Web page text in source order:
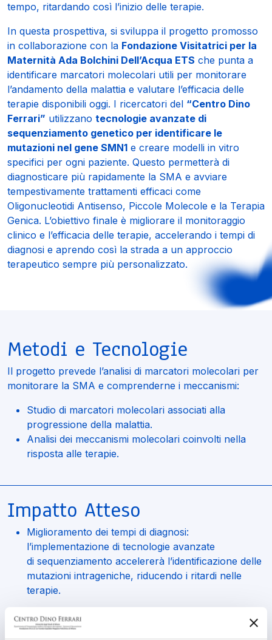
tempo, ritardando così l’inizio delle terapie.
In questa prospettiva, si sviluppa il progetto promosso
in collaborazione con la Fondazione Visitatrici per la
Maternità Ada Bolchini Dell’Acqua ETS che punta a
identificare marcatori molecolari utili per monitorare
l’andamento della malattia e valutare l’efficacia delle
terapie disponibili oggi. I ricercatori del “Centro Dino
Ferrari” utilizzano tecnologie avanzate di
sequenziamento genetico per identificare le
mutazioni nel gene SMN1 e creare modelli in vitro
specifici per ogni paziente. Questo permetterà di
diagnosticare più rapidamente la SMA e avviare
tempestivamente trattamenti efficaci come
Oligonucleotidi Antisenso, Piccole Molecole e la Terapia
Genica. L’obiettivo finale è migliorare il monitoraggio
clinico e l’efficacia delle terapie, accelerando i tempi di
diagnosi e aprendo così la strada a un approccio
terapeutico sempre più personalizzato.
Metodi e Tecnologie
Il progetto prevede l’analisi di marcatori molecolari per
monitorare la SMA e comprenderne i meccanismi:
Studio di marcatori molecolari associati alla
progressione della malattia.
Analisi dei meccanismi molecolari coinvolti nella
risposta alle terapie.
Impatto Atteso
Miglioramento dei tempi di diagnosi:
l’implementazione di tecnologie avanzate
di sequenziamento accelererà l’identificazione delle
mutazioni intrageniche, riducendo i ritardi nelle
terapie.
Potenziamento degli approcci terapeutici: la
precoce identificazione delle mutazioni intrageniche